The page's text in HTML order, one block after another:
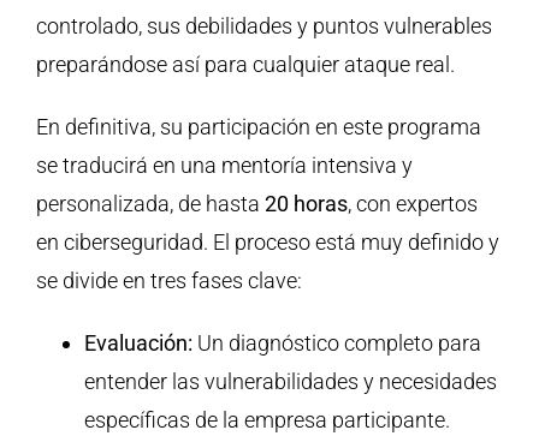
controlado, sus debilidades y puntos vulnerables
preparándose así para cualquier ataque real.
En definitiva, su participación en este programa
se traducirá en una mentoría intensiva y
personalizada, de hasta 20 horas, con expertos
en ciberseguridad. El proceso está muy definido y
se divide en tres fases clave:
Evaluación: Un diagnóstico completo para
entender las vulnerabilidades y necesidades
específicas de la empresa participante.